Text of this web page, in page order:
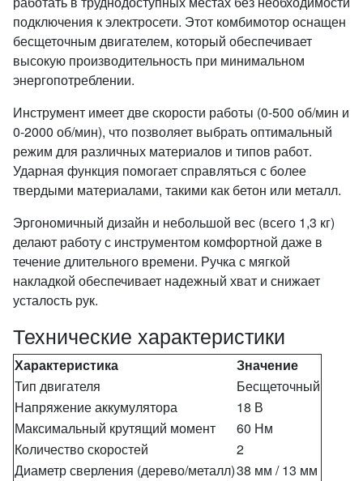
подключения к электросети. Этот комбимотор оснащен
бесщеточным двигателем, который обеспечивает
высокую производительность при минимальном
энергопотреблении.
Инструмент имеет две скорости работы (0-500 об/мин и
0-2000 об/мин), что позволяет выбрать оптимальный
режим для различных материалов и типов работ.
Ударная функция помогает справляться с более
твердыми материалами, такими как бетон или металл.
Эргономичный дизайн и небольшой вес (всего 1,3 кг)
делают работу с инструментом комфортной даже в
течение длительного времени. Ручка с мягкой
накладкой обеспечивает надежный хват и снижает
усталость рук.
Технические характеристики
Характеристика
Значение
Тип двигателя
Бесщеточный
Напряжение аккумулятора
18 В
Максимальный крутящий момент
60 Нм
Количество скоростей
2
Диаметр сверления (дерево/металл)38 мм / 13 мм